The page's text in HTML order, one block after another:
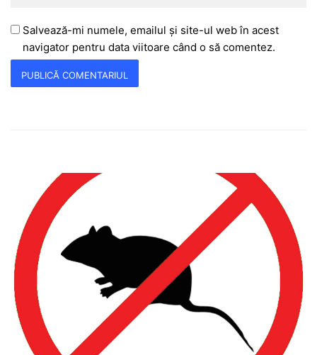
Salvează-mi numele, emailul și site-ul web în acest
navigator pentru data viitoare când o să comentez.